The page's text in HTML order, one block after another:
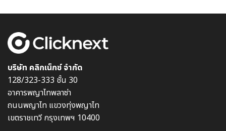
บริษัท คลิกเน็กซ์ จำกัด
128/323-333 ชั้น 30
อาคารพญาไทพลาซ่า
ถนนพญาไท แขวงทุ่งพญาไท
เขตราชเทวี กรุงเทพฯ 10400